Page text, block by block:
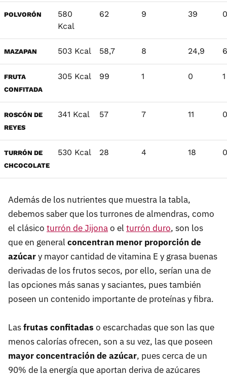
POLVORÓN
580
Kcal
62 9 39
MAZAPAN 503 Kcal 58,7 8 24,9 6
FRUTA
CONFITADA
305 Kcal 99 1 0 1
ROSCÓN DE
REYES
341 Kcal 57 7 11
TURRÓN DE
CHCOCOLATE
530 Kcal 28 4 18
Además de los nutrientes que muestra la tabla,
debemos saber que los turrones de almendras, como
el clásico turrón de Jijonao el turrón duro, son los
que en general concentran menor proporción de
azúcary mayor cantidad de vitamina E y grasa buenas
derivadas de los frutos secos, por ello, serían una de
las opciones más sanas y saciantes, pues también
poseen un contenido importante de proteínas y fibra.
Lasfrutas confitadas o escarchadas que son las que
menos calorías ofrecen, son a su vez, las que poseen
mayor concentración de azúcar, pues cerca de un
90% de la energía que aportan deriva de azúcares